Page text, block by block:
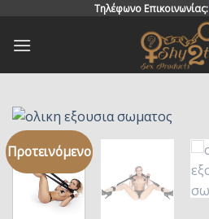
content
Τηλέφωνο Επικοινωνίας:
Προτεινόμενο